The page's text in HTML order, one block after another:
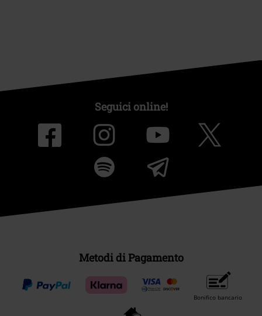
Seguici online!
Metodi di Pagamento
Bonifico bancario